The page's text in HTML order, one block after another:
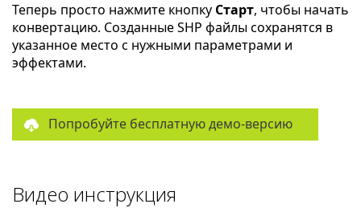
Теперь просто нажмите кнопку Старт, чтобы начать
конвертацию. Созданные SHP файлы сохранятся в
указанное место с нужными параметрами и
эффектами.
Попробуйте бесплатную демо-версию
Видео инструкция